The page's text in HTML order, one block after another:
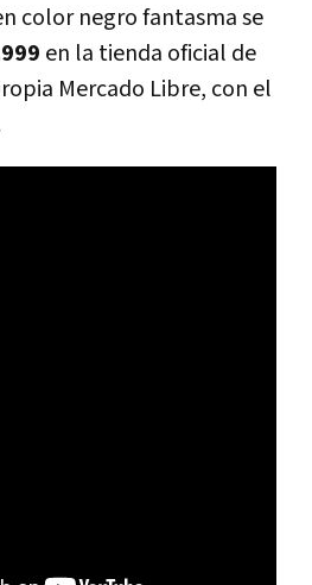
color negro fantasma se
en la tienda oficial de
Mercado Libre, con el